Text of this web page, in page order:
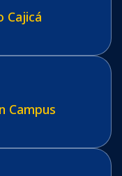
Cajicá
Campus